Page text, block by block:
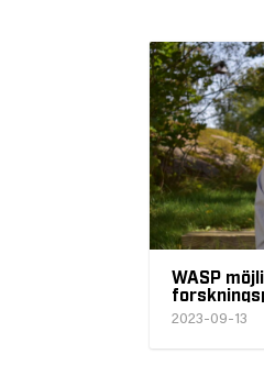
WASP
2023-09-13